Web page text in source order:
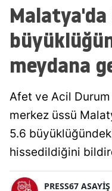
meydana
Afet ve Acil Durum
merkez üssü
5.6
hissedildiğini
PRESS67 ASAYİŞ